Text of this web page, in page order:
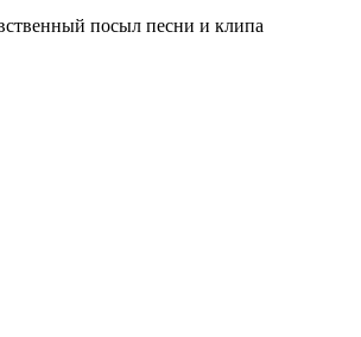
посыл песни и клипа